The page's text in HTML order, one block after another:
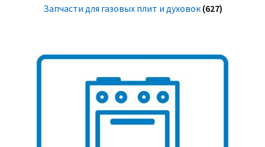
Запчасти для газовых плит и духовок (627)